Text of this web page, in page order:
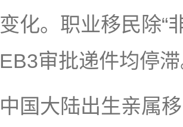
变化。职业移民除“
EB3审批递件均停
中国大陆出生亲属